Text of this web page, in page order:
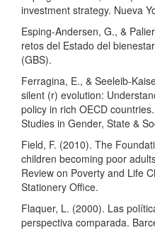
investment strategy. Nueva
Esping-Andersen, G., &
retos del Estado del
(GBS).
Ferragina, E., & Seeleib-
silent (r) evolution:
policy in rich OECD
Studies in Gender, State &
Field, F. (2010). The
children becoming poor
Review on Poverty and Life
Stationery Office.
Flaquer, L. (2000). Las
perspectiva comparada.